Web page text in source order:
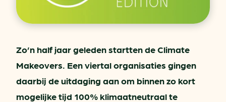
Zo’n half jaar geleden startten de Climate
Makeovers. Een viertal organisaties gingen
daarbij de uitdaging aan om binnen zo kort
mogelijke tijd 100% klimaatneutraal te